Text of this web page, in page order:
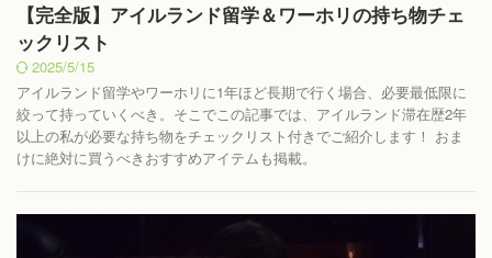
【完全版】アイルランド留学＆ワーホリの持ち物チェ
ックリスト
2025/5/15
アイルランド留学やワーホリに1年ほど長期で行く場合、必要最低限に
絞って持っていくべき。そこでこの記事では、アイルランド滞在歴2年
以上の私が必要な持ち物をチェックリスト付きでご紹介します！ おま
けに絶対に買うべきおすすめアイテムも掲載。